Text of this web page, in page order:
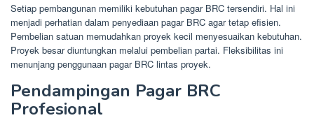
Setiap pembangunan memiliki kebutuhan pagar BRC tersendiri. Hal ini
menjadi perhatian dalam penyediaan pagar BRC agar tetap efisien.
Pembelian satuan memudahkan proyek kecil menyesuaikan kebutuhan.
Proyek besar diuntungkan melalui pembelian partai. Fleksibilitas ini
menunjang penggunaan pagar BRC lintas proyek.
Pendampingan Pagar BRC
Profesional